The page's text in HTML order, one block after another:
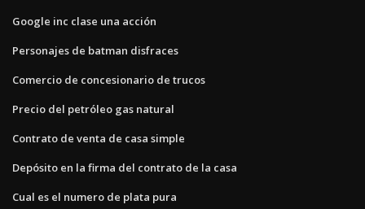
Google inc clase una acción
Personajes de batman disfraces
Comercio de concesionario de trucos
Precio del petróleo gas natural
Contrato de venta de casa simple
Depósito en la firma del contrato de la casa
Cual es el numero de plata pura